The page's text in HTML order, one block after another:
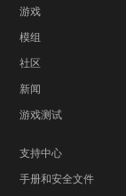
游戏
模组
社区
新闻
游戏测试
支持中心
手册和安全文件